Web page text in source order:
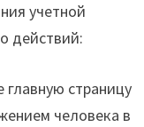
учетной
действий:
главную страницу
человека в